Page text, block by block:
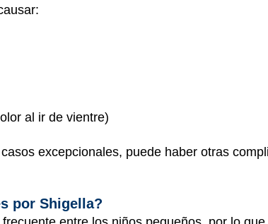
al ir de vientre)
excepcionales, puede haber otras
por Shigella?